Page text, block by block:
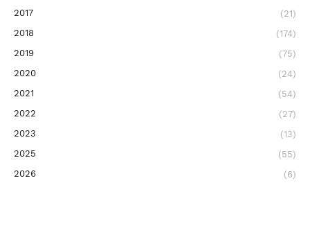
2017
(21)
2018
(174)
2019
(75)
2020
(24)
2021
(54)
2022
(27)
2023
(13)
2025
(55)
2026
(6)